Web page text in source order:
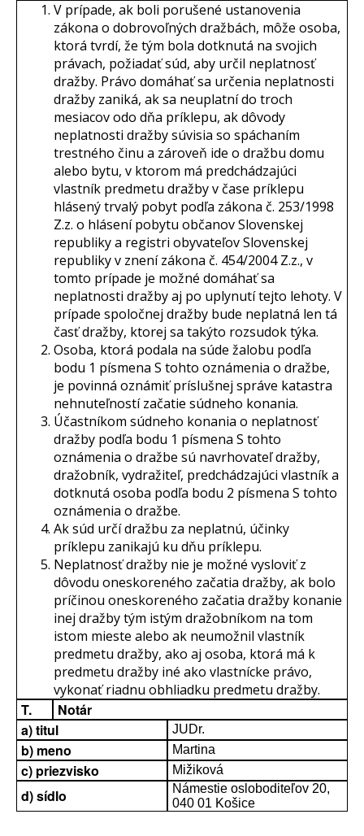
V prípade, ak boli porušené ustanovenia
zákona o dobrovoľných dražbách, môže osoba,
ktorá tvrdí, že tým bola dotknutá na svojich
právach, požiadať súd, aby určil neplatnosť
dražby. Právo domáhať sa určenia neplatnosti
dražby zaniká, ak sa neuplatní do troch
mesiacov odo dňa príklepu, ak dôvody
neplatnosti dražby súvisia so spáchaním
trestného činu a zároveň ide o dražbu domu
alebo bytu, v ktorom má predchádzajúci
vlastník predmetu dražby v čase príklepu
hlásený trvalý pobyt podľa zákona č. 253/1998
Z.z. o hlásení pobytu občanov Slovenskej
republiky a registri obyvateľov Slovenskej
republiky v znení zákona č. 454/2004 Z.z., v
tomto prípade je možné domáhať sa
neplatnosti dražby aj po uplynutí tejto lehoty. V
prípade spoločnej dražby bude neplatná len tá
časť dražby, ktorej sa takýto rozsudok týka.
Osoba, ktorá podala na súde žalobu podľa
bodu 1 písmena S tohto oznámenia o dražbe,
je povinná oznámiť príslušnej správe katastra
nehnuteľností začatie súdneho konania.
Účastníkom súdneho konania o neplatnosť
dražby podľa bodu 1 písmena S tohto
oznámenia o dražbe sú navrhovateľ dražby,
dražobník, vydražiteľ, predchádzajúci vlastník a
dotknutá osoba podľa bodu 2 písmena S tohto
oznámenia o dražbe.
Ak súd určí dražbu za neplatnú, účinky
príklepu zanikajú ku dňu príklepu.
Neplatnosť dražby nie je možné vysloviť z
dôvodu oneskoreného začatia dražby, ak bolo
príčinou oneskoreného začatia dražby konanie
inej dražby tým istým dražobníkom na tom
istom mieste alebo ak neumožnil vlastník
predmetu dražby, ako aj osoba, ktorá má k
predmetu dražby iné ako vlastnícke právo,
vykonať riadnu obhliadku predmetu dražby.
T.
Notár
a) titul
JUDr.
b) meno Martina
c) priezvisko Mižiková
d) sídlo
Námestie osloboditeľov 20,
040 01 Košice